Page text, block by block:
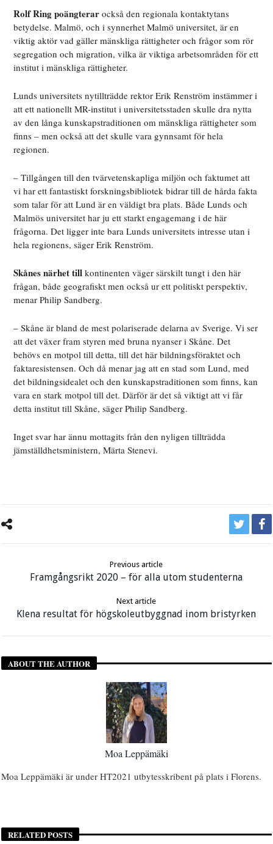
Rolf Ring poängterar också den regionala kontaktytans
betydelse. Malmö, och i synnerhet Malmö universitet, är en
viktig aktör vad gäller mänskliga rättigheter och frågor som rör
segregation och migration, vilka är viktiga arbetsområden för ett
institut i mänskliga rättigheter.
Lunds universitets nytillträdde rektor Erik Renström instämmer i
att ett nationellt MR-institut i universitetsstaden skulle dra nytta
av den långa kunskapstraditionen om mänskliga rättigheter som
finns – men också att det skulle vara gynnsamt för hela
regionen.
– Tillgången till den tvärvetenskapliga miljön och faktumet att
vi har ett fantastiskt forskningsbibliotek bidrar till de hårda fakta
som talar för att Lund är en väldigt bra plats. Både Lunds och
Malmös universitet har ju ett starkt engagemang i de här
frågorna. Det ligger inte bara Lunds universitets intresse utan i
hela regionens, säger Erik Renström.
Skånes närhet till kontinenten väger särskilt tungt i den här
frågan, både geografiskt men också ur ett politiskt perspektiv,
menar Philip Sandberg.
– Skåne är bland de mest polariserade delarna av Sverige. Vi ser
att det växer fram styren med bruna nyanser i Skåne. Det
behövs en motpol till detta, till det här bildningsföraktet och
faktaresistensen. Och då menar jag att en stad som Lund, med
det bildningsidealet och den kunskapstraditionen som finns, kan
vara en stark motpol till det. Därför är det så viktigt att vi får
detta institut till Skåne, säger Philip Sandberg.
Inget svar har ännu mottagits från den nyligen tillträdda
jämställdhetsministern, Märta Stenevi.
Previous article
Framgångsrikt 2020 – för alla utom studenterna
Next article
Klena resultat för högskoleutbyggnad inom bristyrken
ABOUT THE AUTHOR
Moa Leppämäki
Moa Leppämäki är under HT2021 utbytesskribent på plats i Florens.
RELATED POSTS